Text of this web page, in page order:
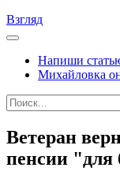
Взгляд
Напиши
Михайловка
Ветеран
пенсии "для